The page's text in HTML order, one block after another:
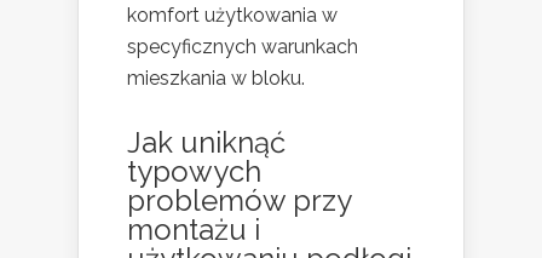
komfort użytkowania w
specyficznych warunkach
mieszkania w bloku.
Jak uniknąć
typowych
problemów przy
montażu i